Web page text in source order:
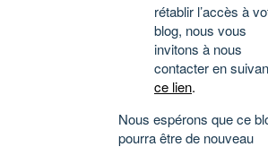
rétablir l’accès à
blog, nous vous
invitons à nous
contacter en
ce lien.
Nous espérons que ce
pourra être de nouveau